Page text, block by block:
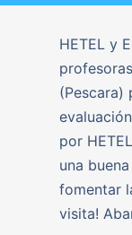
HETEL y
(Pescara)
por
una
fomentar
visita!